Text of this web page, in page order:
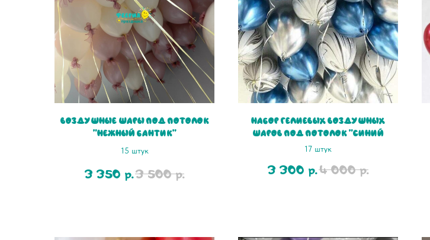
Воздушные шары под потолок
"Нежный бантик"
15 штук
3 350 р.3 500 р.
Набор гелиевых воздушных
шаров под потолок "Синий
мрамор 17"
17 штук
3 300 р.4 000 р.